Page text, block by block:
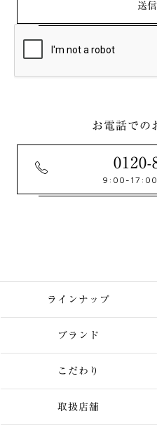
お電話での
0120-
9:00-17:00
ラインナップ
ブランド
こだわり
取扱店舗